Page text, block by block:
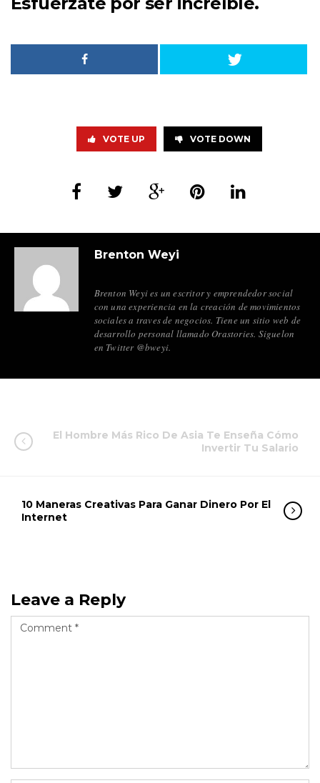
VOTE UP VOTE DOWN
Brenton Weyi
Brenton Weyi es un escritor y emprendedor social
con una experiencia en la creación de movimientos
sociales a traves de negocios. Tiene un sitio web de
desarrollo personal llamado Orastories. Siguelon
en Twitter @bweyi.
El Hombre Más Rico De Asia Te Enseña Cómo
Invertir Tu Salario
10 Maneras Creativas Para Ganar Dinero Por El
Internet
Leave a Reply